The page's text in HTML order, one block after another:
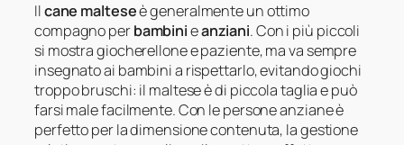
Ilcane malteseè generalmente un ottimo
compagno perbambinieanziani. Con i più piccoli
si mostra giocherellone e paziente, ma va sempre
insegnato ai bambini a rispettarlo, evitando giochi
troppo bruschi: il maltese è di piccola taglia e può
farsi male facilmente. Con le persone anziane è
perfetto per la dimensione contenuta, la gestione